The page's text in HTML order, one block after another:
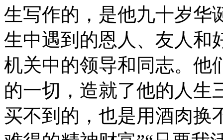
生写作的，是他九十岁华
生中遇到的恩人、友人和
机关中的领导和同志。他
的一切，造就了他的人生
买不到的，也是用酒肉换